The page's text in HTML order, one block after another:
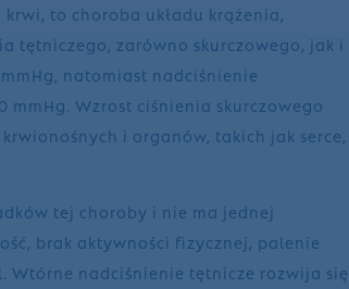
to choroba układu krążenia,
tętniczego, zarówno skurczowego, jak i
natomiast nadciśnienie
Wzrost ciśnienia skurczowego
i organów, takich jak serce,
tej choroby i nie ma jednej
brak aktywności fizycznej, palenie
Wtórne nadciśnienie tętnicze rozwija się